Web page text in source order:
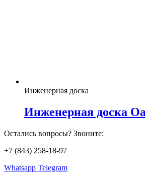
Инженерная доска
Инженерная доска
Остались вопросы? Звоните:
+7 (843) 258-18-97
Whatsapp Telegram